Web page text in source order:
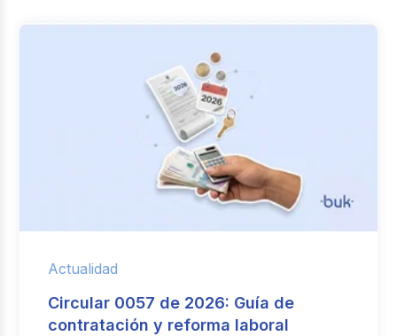
Actualidad
Circular 0057 de 2026: Guía de
contratación y reforma laboral